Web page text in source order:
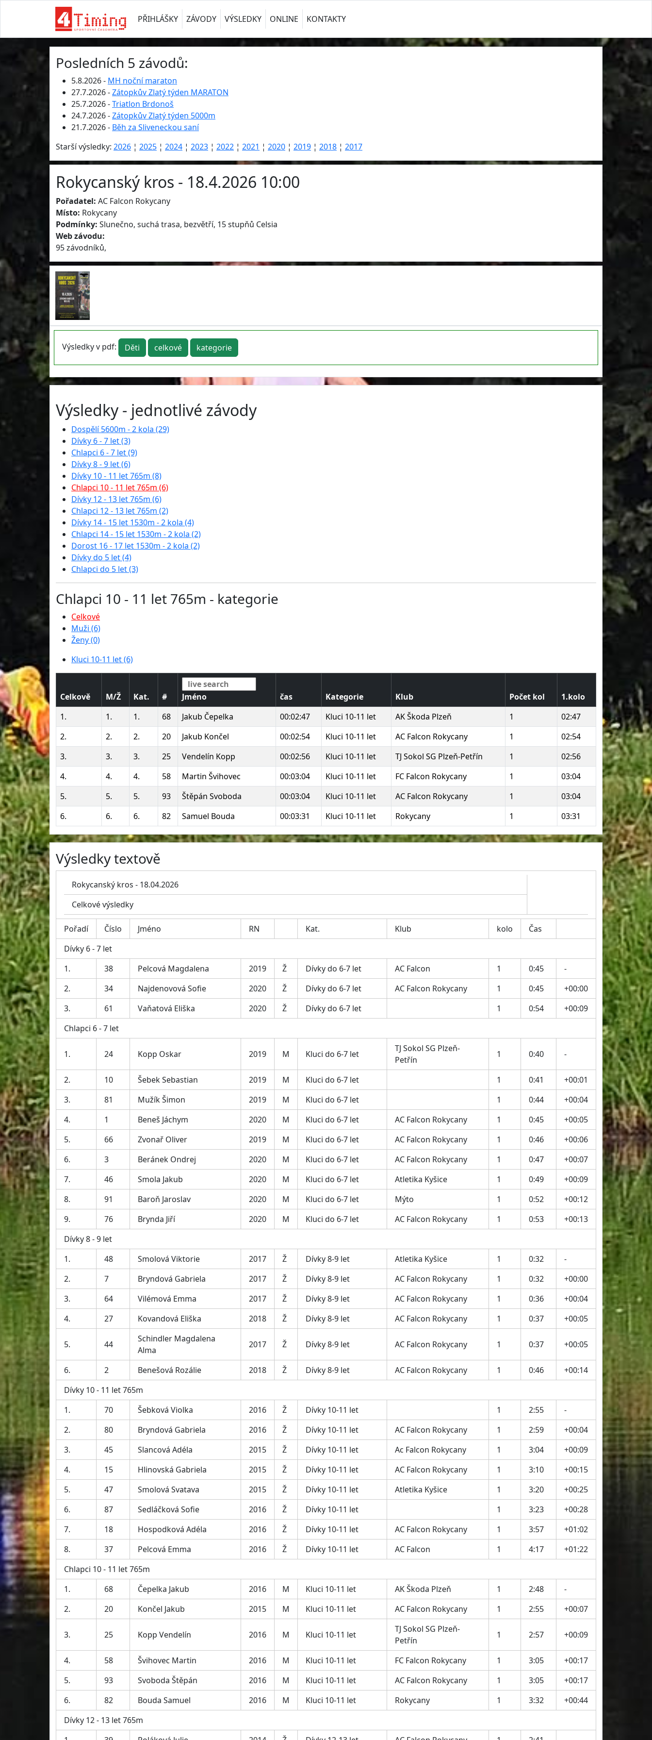
PŘIHLÁŠKY ZÁVODY VÝSLEDKY ONLINE KONTAKTY
Posledních 5 závodů:
5.8.2026 - MH noční maraton
27.7.2026 -Zátopkův Zlatý týden MARATON
25.7.2026 -Triatlon Brdonoš
24.7.2026 -Zátopkův Zlatý týden 5000m
21.7.2026 - Běh za Sliveneckou saní
Starší výsledky: 2026 ¦ 2025 ¦ 2024 ¦ 2023 ¦ 2022 ¦ 2021 ¦ 2020 ¦ 2019 ¦ 2018 ¦ 2017
Rokycanský kros - 18.4.2026 10:00
Pořadatel: AC Falcon Rokycany
Místo: Rokycany
Podmínky: Slunečno, suchá trasa, bezvětří, 15 stupňů Celsia
Web závodu:
95 závodníků,
Výsledky v pdf: Děti celkové kategorie
Výsledky - jednotlivé závody
Dospělí 5600m - 2 kola (29)
Dívky 6 - 7 let (3)
Chlapci 6 - 7 let (9)
Dívky 8 - 9 let (6)
Dívky 10 - 11 let 765m (8)
Chlapci 10 - 11 let 765m (6)
Dívky 12 - 13 let 765m (6)
Chlapci 12 - 13 let 765m (2)
Dívky 14 - 15 let 1530m - 2 kola (4)
Chlapci 14 - 15 let 1530m - 2 kola (2)
Dorost 16 - 17 let 1530m - 2 kola (2)
Dívky do 5 let (4)
Chlapci do 5 let (3)
Chlapci 10 - 11 let 765m - kategorie
Celkové
Muži (6)
Ženy (0)
Kluci 10-11 let (6)
Celkově M/Ž Kat. # Jméno čas Kategorie Klub Počet kol
1.kolo
1.
1. 1. 68 Jakub Čepelka 00:02:47 Kluci 10-11 let AK Škoda Plzeň 1
02:47
2.
2. 2. 20 Jakub Končel 00:02:54 Kluci 10-11 let AC Falcon Rokycany 1
02:54
3.
3. 3. 25 Vendelín Kopp 00:02:56 Kluci 10-11 let TJ Sokol SG Plzeň-Petřín 1
02:56
4.
4. 4. 58 Martin Švihovec 00:03:04 Kluci 10-11 let FC Falcon Rokycany 1
03:04
5.
5. 5. 93 Štěpán Svoboda 00:03:04 Kluci 10-11 let AC Falcon Rokycany 1
03:04
6.
6. 6. 82 Samuel Bouda 00:03:31 Kluci 10-11 let Rokycany 1 03:31
Výsledky textově
Rokycanský kros - 18.04.2026
Celkové výsledky
Pořadí Číslo Jméno RN Kat. Klub kolo
Čas
Dívky 6 - 7 let
1.
38 Pelcová Magdalena 2019 Ž Dívky do 6-7 let AC Falcon 1 0:45
-
2.
34 Najdenovová Sofie 2020 Ž Dívky do 6-7 let AC Falcon Rokycany 1 0:45
+00:00
3.
61 Vaňatová Eliška 2020 Ž Dívky do 6-7 let 1 0:54
+00:09
Chlapci 6 - 7 let
1. 24 Kopp Oskar 2019 M Kluci do 6-7 let
TJ Sokol SG Plzeň-
Petřín
1 0:40 -
2. 10 Šebek Sebastian 2019 M Kluci do 6-7 let 1 0:41
+00:01
3.
81 Mužík Šimon 2019 M Kluci do 6-7 let 1 0:44
+00:04
4.
1 Beneš Jáchym 2020 M Kluci do 6-7 let AC Falcon Rokycany 1 0:45
+00:05
5.
66 Zvonař Oliver 2019 M Kluci do 6-7 let AC Falcon Rokycany 1 0:46
+00:06
6.
3 Beránek Ondrej 2020 M Kluci do 6-7 let AC Falcon Rokycany 1 0:47
+00:07
7.
46 Smola Jakub 2020 M Kluci do 6-7 let Atletika Kyšice 1 0:49
+00:09
8.
91 Baroň Jaroslav 2020 M Kluci do 6-7 let Mýto 1 0:52
+00:12
9.
76 Brynda Jiří 2020 M Kluci do 6-7 let AC Falcon Rokycany 1 0:53
+00:13
Dívky 8 - 9 let
1.
48 Smolová Viktorie 2017 Ž Dívky 8-9 let Atletika Kyšice 1 0:32
-
2.
7 Bryndová Gabriela 2017 Ž Dívky 8-9 let AC Falcon Rokycany 1 0:32
+00:00
3.
64 Vilémová Emma 2017 Ž Dívky 8-9 let AC Falcon Rokycany 1 0:36
+00:04
4.
27 Kovandová Eliška 2018 Ž Dívky 8-9 let AC Falcon Rokycany 1 0:37 +00:05
5. 44
Schindler Magdalena
Alma
2017 Ž Dívky 8-9 let AC Falcon Rokycany 1 0:37 +00:05
6. 2 Benešová Rozálie 2018 Ž Dívky 8-9 let AC Falcon Rokycany 1 0:46
+00:14
Dívky 10 - 11 let 765m
1.
70 Šebková Violka 2016 Ž Dívky 10-11 let 1 2:55
-
2.
80 Bryndová Gabriela 2016 Ž Dívky 10-11 let AC Falcon Rokycany 1 2:59
+00:04
3.
45 Slancová Adéla 2015 Ž Dívky 10-11 let Ac Falcon Rokycany 1 3:04
+00:09
4.
15 Hlinovská Gabriela 2015 Ž Dívky 10-11 let AC Falcon Rokycany 1 3:10
+00:15
5.
47 Smolová Svatava 2015 Ž Dívky 10-11 let Atletika Kyšice 1 3:20
+00:25
6.
87 Sedláčková Sofie 2016 Ž Dívky 10-11 let 1 3:23
+00:28
7.
18 Hospodková Adéla 2016 Ž Dívky 10-11 let AC Falcon Rokycany 1 3:57
+01:02
8.
37 Pelcová Emma 2016 Ž Dívky 10-11 let AC Falcon 1 4:17
+01:22
Chlapci 10 - 11 let 765m
1.
68 Čepelka Jakub 2016 M Kluci 10-11 let AK Škoda Plzeň 1 2:48
-
2.
20 Končel Jakub 2015 M Kluci 10-11 let AC Falcon Rokycany 1 2:55 +00:07
3. 25 Kopp Vendelín 2016 M Kluci 10-11 let
TJ Sokol SG Plzeň-
Petřín
1 2:57 +00:09
4. 58 Švihovec Martin 2016 M Kluci 10-11 let FC Falcon Rokycany 1 3:05
+00:17
5.
93 Svoboda Štěpán 2016 M Kluci 10-11 let AC Falcon Rokycany 1 3:05
+00:17
6.
82 Bouda Samuel 2016 M Kluci 10-11 let Rokycany 1 3:32
+00:44
Dívky 12 - 13 let 765m